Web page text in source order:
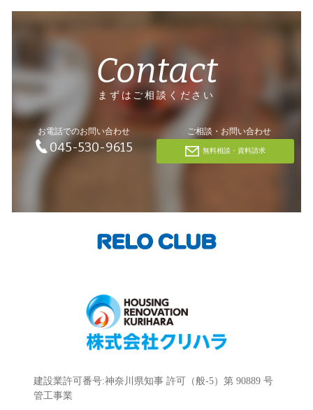
Contact
まずはご相談ください
お電話でのお問い合わせ
045-530-9615
ご相談・お問い合わせ
無料相談・資料請求
建設業許可番号:神奈川県知事 許可（般-5）第 90889 号
管工事業